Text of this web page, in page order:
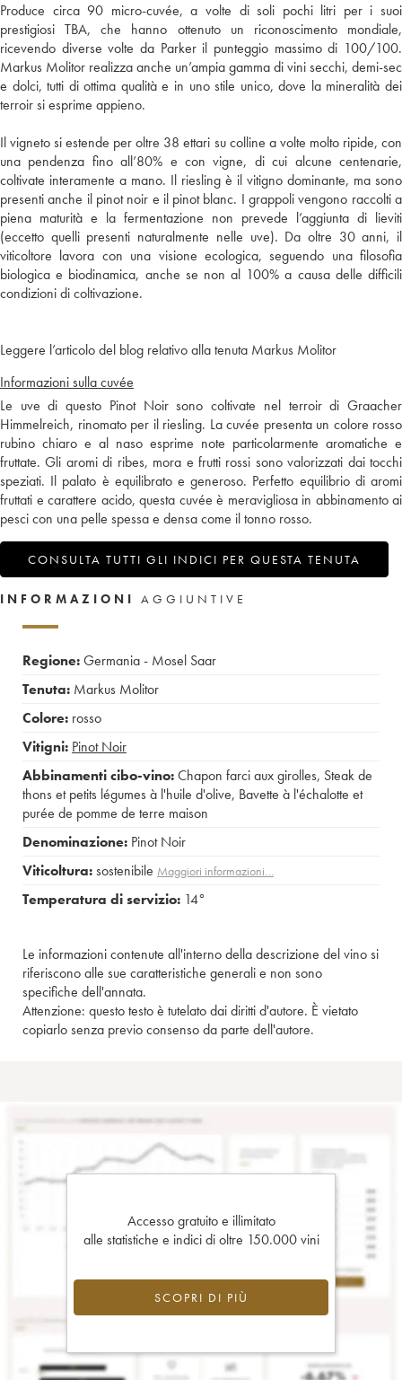
Produce circa 90 micro-cuvée, a volte di soli pochi litri per i suoi
prestigiosi TBA, che hanno ottenuto un riconoscimento mondiale,
ricevendo diverse volte da Parker il punteggio massimo di 100/100.
Markus Molitor realizza anche un’ampia gamma di vini secchi, demi-sec
e dolci, tutti di ottima qualità e in uno stile unico, dove la mineralità dei
terroir si esprime appieno.
Il vigneto si estende per oltre 38 ettari su colline a volte molto ripide, con
una pendenza fino all’80% e con vigne, di cui alcune centenarie,
coltivate interamente a mano. Il riesling è il vitigno dominante, ma sono
presenti anche il pinot noir e il pinot blanc. I grappoli vengono raccolti a
piena maturità e la fermentazione non prevede l’aggiunta di lieviti
(eccetto quelli presenti naturalmente nelle uve). Da oltre 30 anni, il
viticoltore lavora con una visione ecologica, seguendo una filosofia
biologica e biodinamica, anche se non al 100% a causa delle difficili
condizioni di coltivazione.
Leggere l’articolo del blog relativo alla tenuta Markus Molitor
Informazioni sulla cuvée
Le uve di questo Pinot Noir sono coltivate nel terroir di Graacher
Himmelreich, rinomato per il riesling. La cuvée presenta un colore rosso
rubino chiaro e al naso esprime note particolarmente aromatiche e
fruttate. Gli aromi di ribes, mora e frutti rossi sono valorizzati dai tocchi
speziati. Il palato è equilibrato e generoso. Perfetto equilibrio di aromi
fruttati e carattere acido, questa cuvée è meravigliosa in abbinamento ai
pesci con una pelle spessa e densa come il tonno rosso.
CONSULTA TUTTI GLI INDICI PER QUESTA TENUTA
INFORMAZIONI AGGIUNTIVE
Regione:Germania - Mosel Saar
Tenuta: Markus Molitor
Colore: rosso
Vitigni: Pinot Noir
Abbinamenti cibo-vino:Chapon farci aux girolles, Steak de
thons et petits légumes à l'huile d'olive, Bavette à l'échalotte et
purée de pomme de terre maison
Denominazione: Pinot Noir
Viticoltura:sostenibile Maggiori informazioni…
Temperatura di servizio: 14°
Le informazioni contenute all'interno della descrizione del vino si
riferiscono alle sue caratteristiche generali e non sono
specifiche dell'annata.
Attenzione: questo testo è tutelato dai diritti d'autore. È vietato
copiarlo senza previo consenso da parte dell'autore.
Accesso gratuito e illimitato
alle statistiche e indici di oltre 150.000 vini
SCOPRI DI PIÙ